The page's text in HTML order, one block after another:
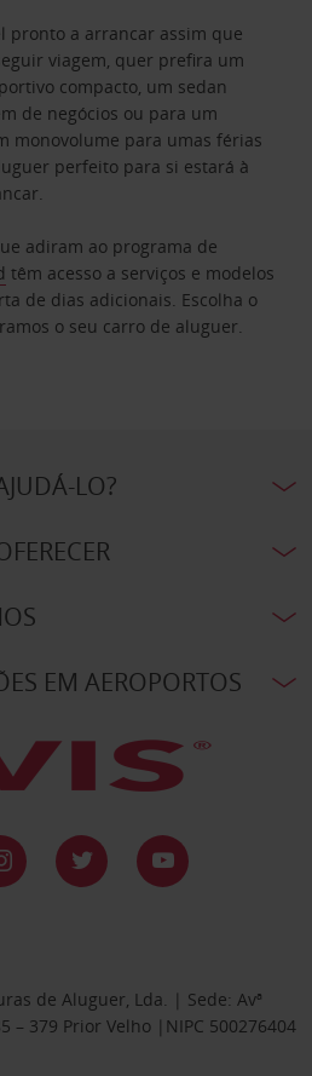
pronto a arrancar assim que
viagem, quer prefira um
compacto, um sedan
de negócios ou para um
monovolume para umas férias
perfeito para si estará à
adiram ao programa de
têm acesso a serviços e modelos
de dias adicionais. Escolha o
o seu carro de aluguer.
LO?
EM AEROPORTOS
de Aluguer, Lda. | Sede: Avª
– 379 Prior Velho |NIPC 500276404